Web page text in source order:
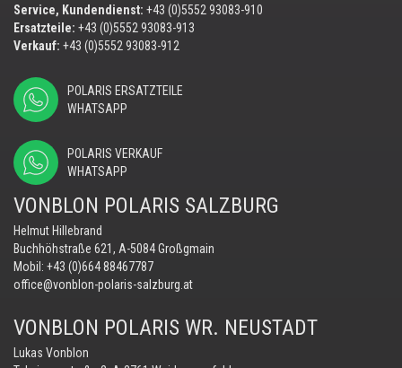
Service, Kundendienst: +43 (0)5552 93083-910
Ersatzteile: +43 (0)5552 93083-913
Verkauf: +43 (0)5552 93083-912
POLARIS ERSATZTEILE
WHATSAPP
POLARIS VERKAUF
WHATSAPP
VONBLON POLARIS SALZBURG
Helmut Hillebrand
Buchhöhstraße 621, A-5084 Großgmain
Mobil: +43 (0)664 88467787
office@vonblon-polaris-salzburg.at
VONBLON POLARIS WR. NEUSTADT
Lukas Vonblon